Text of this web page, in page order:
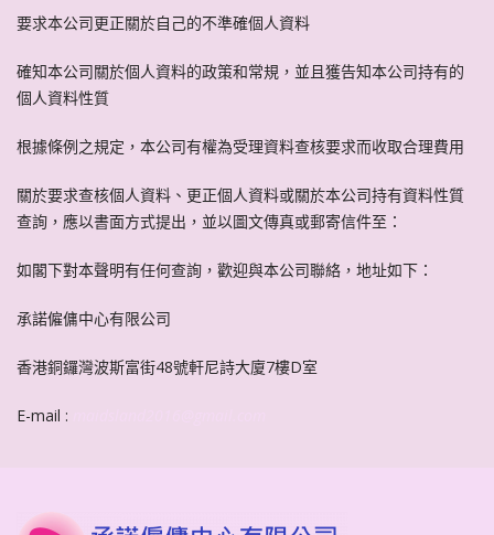
要求本公司更正關於自己的不準確個人資料
確知本公司關於個人資料的政策和常規，並且獲告知本公司持有的
個人資料性質
根據條例之規定，本公司有權為受理資料查核要求而收取合理費用
關於要求查核個人資料、更正個人資料或關於本公司持有資料性質
查詢，應以書面方式提出，並以圖文傳真或郵寄信件至：
如閣下對本聲明有任何查詢，歡迎與本公司聯絡，地址如下：
承諾僱傭中心有限公司
香港銅鑼灣波斯富街48號軒尼詩大廈7樓D室
E-mail :